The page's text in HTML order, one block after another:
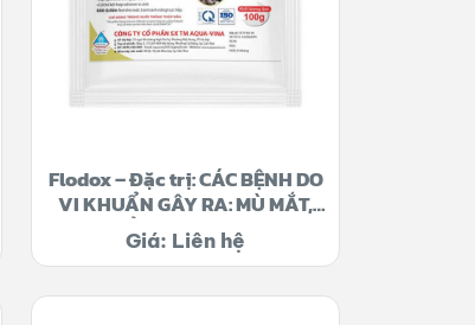
Flodox – Đặc trị: CÁC BỆNH DO
VI KHUẨN GÂY RA: MÙ MẮT,
QUẸO CỔ, ĐỎ CHÂN, LỞ LOÉT,
SÌNH BỤNG, CHƯỚNG HƠI,
KHÔNG RÕ NGUYÊN NHÂN
Giá: Liên hệ